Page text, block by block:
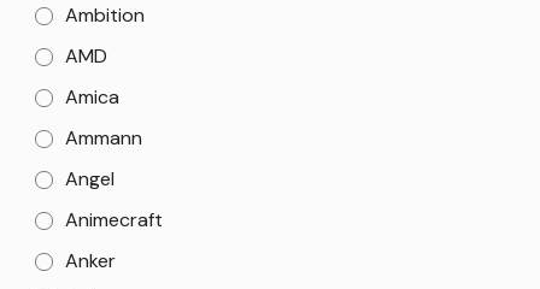
Ambition
AMD
Amica
Ammann
Angel
Animecraft
Anker